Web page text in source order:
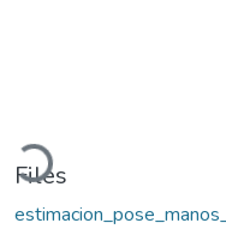
Loading...
Files